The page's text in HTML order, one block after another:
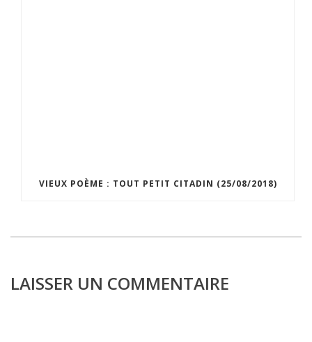
VIEUX POÈME : TOUT PETIT CITADIN (25/08/2018)
LAISSER UN COMMENTAIRE